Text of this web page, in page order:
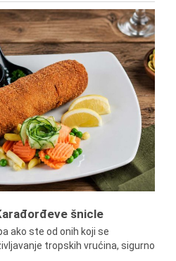
šnicle
ako ste od onih koji se
tropskih vrućina, sigurno